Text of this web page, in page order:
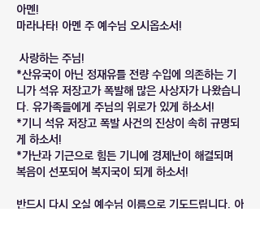
아멘!
마라나타! 아멘 주 예수님 오시옵소서!
사랑하는 주님!
*산유국이 아닌 정재유를 전량 수입에 의존하는 기
니가 석유 저장고가 폭발해 많은 사상자가 나왔습니
다. 유가족들에게 주님의 위로가 있게 하소서!
*기니 석유 저장고 폭발 사건의 진상이 속히 규명되
게 하소서!
*가난과 기근으로 힘든 기니에 경제난이 해결되며
복음이 선포되어 복지국이 되게 하소서!
반드시 다시 오실 예수님 이름으로 기도드립니다. 아